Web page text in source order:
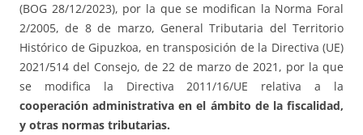
(BOG 28/12/2023), por la que se modifican la Norma Foral
2/2005, de 8 de marzo, General Tributaria del Territorio
Histórico de Gipuzkoa, en transposición de la Directiva (UE)
2021/514 del Consejo, de 22 de marzo de 2021, por la que
se modifica la Directiva 2011/16/UE relativa a la
cooperación administrativa en el ámbito de la fiscalidad,
y otras normas tributarias.